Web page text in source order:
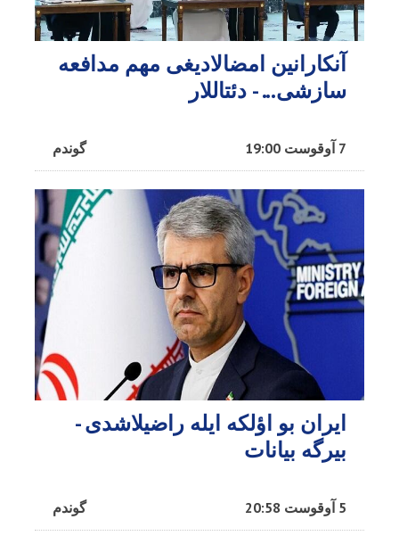
آنکارانین امضالادیغی مهم مدافعه
سازشی... - دئتاللار
گوندم 7 آوقوست 19:00
ایران بو اؤلکه ایله راضیلاشدی -
بیرگه بیانات
گوندم 5 آوقوست 20:58